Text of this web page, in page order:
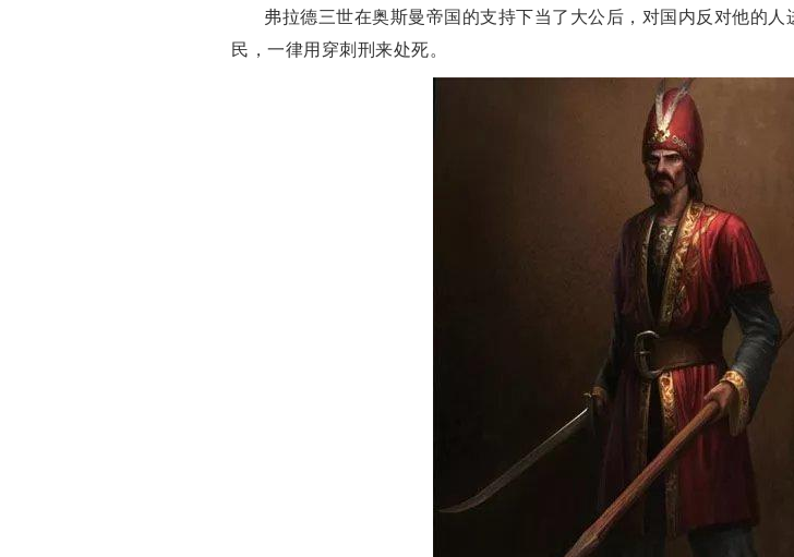
弗拉德三世在奥斯曼帝国的支持下当了大公后，对国内反对他的
民，一律用穿刺刑来处死。